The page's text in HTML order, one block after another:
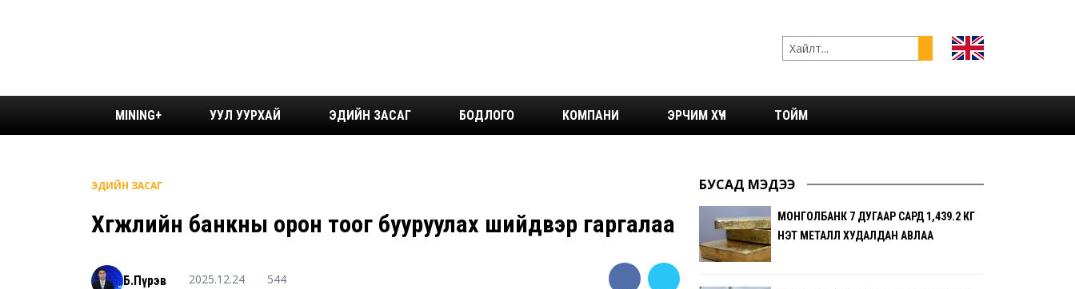
MINING+ УУЛ УУРХАЙ ЭДИЙН ЗАСАГ БОДЛОГО КОМПАНИ ЭРЧИМ ХҮЧ ТОЙМ
ЭДИЙН ЗАСАГ
Хөгжлийн банкны орон тоог бууруулах шийдвэр гаргалаа
Б.Пүрэв 2025.12.24 544
БУСАД МЭДЭЭ
МОНГОЛБАНК 7 ДУГААР САРД 1,439.2 КГ
ҮНЭТ МЕТАЛЛ ХУДАЛДАН АВЛАА